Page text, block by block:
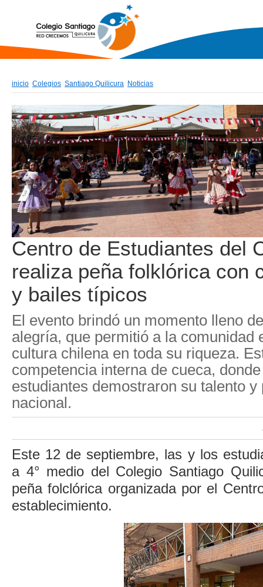
inicio Colegios Santiago Quilicura Noticias
Centro de Estudiantes del
realiza peña folklórica con
y bailes típicos
El evento brindó un momento lleno
alegría, que permitió a la comunidad
cultura chilena en toda su riqueza.
competencia interna de cueca,
estudiantes demostraron su talento
nacional.
Este 12 de septiembre, las y los
a 4° medio del Colegio Santiago
peña folclórica organizada por el
establecimiento.